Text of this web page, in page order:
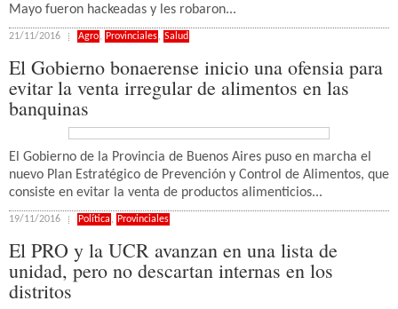
Mayo fueron hackeadas y les robaron...
21/11/2016 Agro, Provinciales, Salud
El Gobierno bonaerense inicio una ofensia para
evitar la venta irregular de alimentos en las
banquinas
El Gobierno de la Provincia de Buenos Aires puso en marcha el
nuevo Plan Estratégico de Prevención y Control de Alimentos, que
consiste en evitar la venta de productos alimenticios...
19/11/2016 Política , Provinciales
El PRO y la UCR avanzan en una lista de
unidad, pero no descartan internas en los
distritos